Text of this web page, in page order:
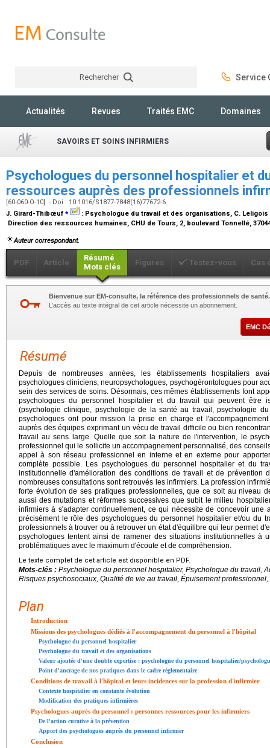
Rechercher Service
Actualités Revues Traités EMC Domaines
SAVOIRS ET SOINS INFIRMIERS
Psychologues du personnel hospitalier et
ressources auprès des professionnels
[60-060-O-10] - Doi : 10.1016/S1877-7848(16)77672-6
J. Girard-Thibœuf ⁎ : Psychologue du travail et des organisations, C.
Direction des ressources humaines, CHU de Tours, 2, boulevard Tonnellé,
Auteur correspondant.
PDF Article
Résumé
Mots clés
Figures Testez-vous Cas
Bienvenue sur EM-consulte, la référence des professionnels de santé.
L’accès au texte intégral de cet article nécessite un abonnement.
EMC
Résumé
Depuis de nombreuses années, les établissements hospitaliers
psychologues cliniciens, neuropsychologues, psychogérontologues pour
sein des services de soins. Désormais, ces mêmes établissements font
psychologues du personnel hospitalier et du travail qui peuvent être
(psychologie clinique, psychologie de la santé au travail, psychologie
psychologues ont pour mission la prise en charge et
auprès des équipes exprimant un vécu de travail difficile ou bien
travail au sens large. Quelle que soit la nature de l'intervention, le
professionnel qui le sollicite un accompagnement personnalisé, des
appel à son réseau professionnel en interne et en externe pour
complète possible. Les psychologues du personnel hospitalier et du
institutionnelle d'amélioration des conditions de travail et de prévention
nombreuses consultations sont retrouvés les infirmiers. La profession
forte évolution de ses pratiques professionnelles, que ce soit au niveau
aussi des mutations et réformes successives que subit le milieu
infirmiers à s'adapter continuellement, ce qui nécessite de concevoir une
précisément le rôle des psychologues du personnel hospitalier et/ou du
professionnels à trouver ou à retrouver un état d'équilibre qui leur permet
psychologues tentent ainsi de ramener des situations institutionnelles à
problématiques avec le maximum d'écoute et de compréhension.
Le texte complet de cet article est disponible en PDF.
Mots-clés : Psychologue du personnel hospitalier, Psychologue du travail,
Risques psychosociaux, Qualité de vie au travail, Épuisement
Plan
Introduction
Missions des psychologues dédiés à l'accompagnement du personnel à l'hôpital
Psychologue du personnel hospitalier
Psychologue du travail et des organisations
Valeur ajoutée d'une double expertise : psychologue du personnel hospitalier/
Point d'ancrage de nos pratiques dans le cadre réglementaire
Conditions de travail à l'hôpital et leurs incidences sur la profession d'infirmier
Contexte hospitalier en constante évolution
Modification des pratiques infirmières
Psychologues auprès du personnel : personnes ressources pour les infirmiers
De l'action curative à la prévention
Apport des psychologues auprès du personnel infirmier
Conclusion